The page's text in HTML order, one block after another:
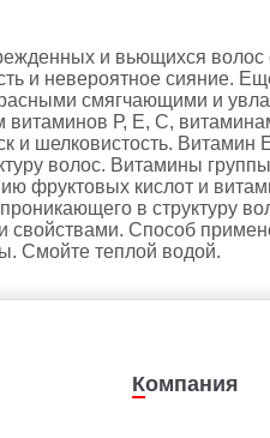
и вьющихся волос
и невероятное сияние.
смягчающими и
Р, Е, С,
и шелковистость.
волос. Витамины
фруктовых кислот и
в структуру
свойствами. Способ
Смойте теплой водой.
Компания